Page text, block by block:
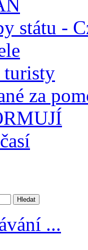
státu -
turisty
za
...